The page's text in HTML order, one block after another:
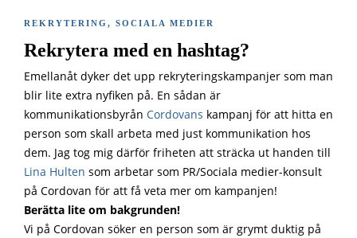
REKRYTERING , SOCIALA MEDIER
Rekrytera med en hashtag?
Emellanåt dyker det upp rekryteringskampanjer som man
blir lite extra nyfiken på. En sådan är
kommunikationsbyrån Cordovans kampanj för att hitta en
person som skall arbeta med just kommunikation hos
dem. Jag tog mig därför friheten att sträcka ut handen till
Lina Hulten som arbetar som PR/Sociala medier-konsult
på Cordovan för att få veta mer om kampanjen!
Berätta lite om bakgrunden!
Vi på Cordovan söker en person som är grymt duktig på